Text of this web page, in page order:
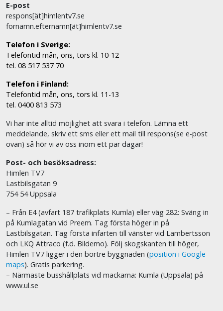
E-post
respons[ät]himlentv7.se
fornamn.efternamn[ät]himlentv7.se
Telefon i Sverige:
Telefontid mån, ons, tors kl. 10-12
tel. 08 517 537 70
Telefon i Finland:
Telefontid mån, ons, tors kl. 11-13
tel. 0400 813 573
Vi har inte alltid möjlighet att svara i telefon. Lämna ett
meddelande, skriv ett sms eller ett mail till respons(se e-post
ovan) så hör vi av oss inom ett par dagar!
Post- och besöksadress:
Himlen TV7
Lastbilsgatan 9
754 54 Uppsala
– Från E4 (avfart 187 trafikplats Kumla) eller väg 282: Sväng in
på Kumlagatan vid Preem. Tag första höger in på
Lastbilsgatan. Tag första infarten till vänster vid Lambertsson
och LKQ Attraco (f.d. Bildemo). Följ skogskanten till höger,
Himlen TV7 ligger i den bortre byggnaden (position i Google
maps). Gratis parkering.
– Närmaste busshållplats vid mackarna: Kumla (Uppsala) på
www.ul.se